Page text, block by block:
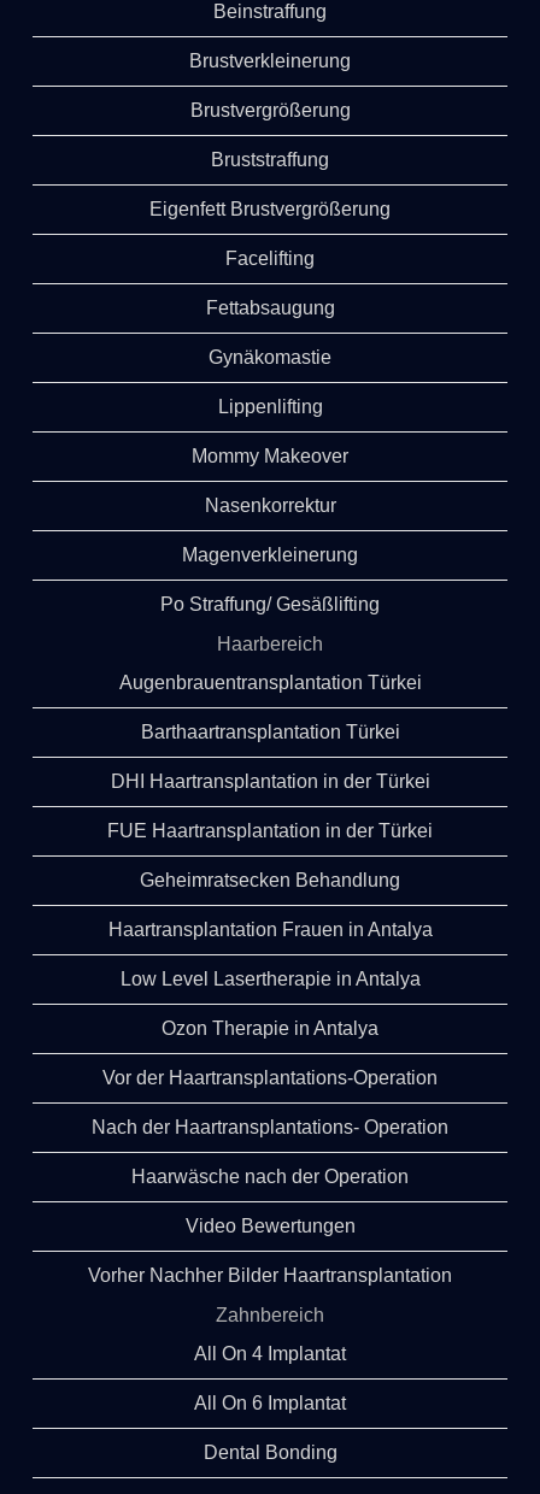
Beinstraffung
Brustverkleinerung
Brustvergrößerung
Bruststraffung
Eigenfett Brustvergrößerung
Facelifting
Fettabsaugung
Gynäkomastie
Lippenlifting
Mommy Makeover
Nasenkorrektur
Magenverkleinerung
Po Straffung/ Gesäßlifting
Haarbereich
Augenbrauentransplantation Türkei
Barthaartransplantation Türkei
DHI Haartransplantation in der Türkei
FUE Haartransplantation in der Türkei
Geheimratsecken Behandlung
Haartransplantation Frauen in Antalya
Low Level Lasertherapie in Antalya
Ozon Therapie in Antalya
Vor der Haartransplantations-Operation
Nach der Haartransplantations- Operation
Haarwäsche nach der Operation
Video Bewertungen
Vorher Nachher Bilder Haartransplantation
Zahnbereich
All On 4 Implantat
All On 6 Implantat
Dental Bonding